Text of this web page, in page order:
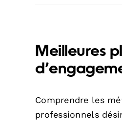
Meilleures
Comprendre les
professionnels